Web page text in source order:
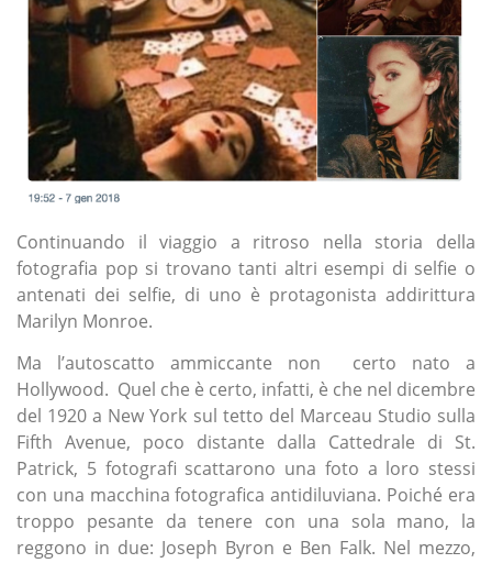
Continuando il viaggio a ritroso nella storia della
fotografia pop si trovano tanti altri esempi di selfie o
antenati dei selfie, di uno è protagonista addirittura
Marilyn Monroe.
Ma l’autoscatto ammiccante non certo nato a
Hollywood. Quel che è certo, infatti, è che nel dicembre
del 1920 a New York sul tetto del Marceau Studio sulla
Fifth Avenue, poco distante dalla Cattedrale di St.
Patrick, 5 fotografi scattarono una foto a loro stessi
con una macchina fotografica antidiluviana. Poiché era
troppo pesante da tenere con una sola mano, la
reggono in due: Joseph Byron e Ben Falk. Nel mezzo,